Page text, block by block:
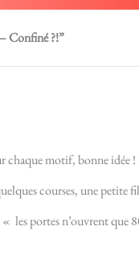
Confiné ?!”
chaque motif, bonne idée !
courses, une petite
les portes n’ouvrent que